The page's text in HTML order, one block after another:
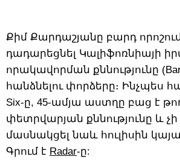
Քիմ Քարդաշյանը բարդ
դադարեցնել Կալիֆոռնիայի
որակավորման քննությունը (Bar
հանձնելու փորձերը։ Ինչպես
Six-ը, 45-ամյա աստղը բաց է
փետրվարյան քննությունը և
մասնակցել նաև հուլիսին
Գրում է Radar-ը: